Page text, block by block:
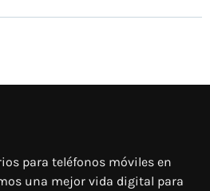
para teléfonos móviles en
una mejor vida digital para